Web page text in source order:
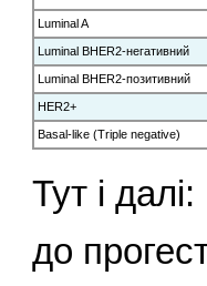
Luminal A
Luminal BHER2-негативний
Luminal BHER2-позитивний
HER2+
Basal-like (Triple negative)
Тут і
до